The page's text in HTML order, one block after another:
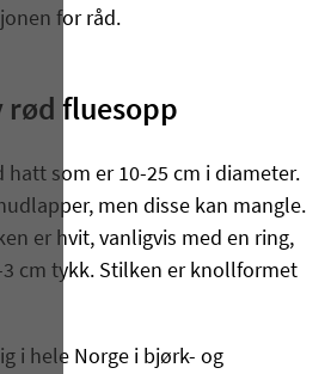
for råd.
rød fluesopp
hatt som er 10-25 cm i diameter.
men disse kan mangle.
er hvit, vanligvis med en ring,
3 cm tykk. Stilken er knollformet
i hele Norge i bjørk- og